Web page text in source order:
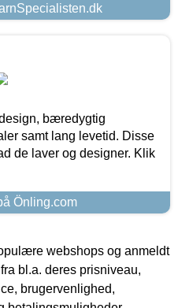
bæredygtig
samt lang levetid. Disse
de laver og designer. Klik
Önling.com
webshops og anmeldt
bl.a. deres prisniveau,
brugervenlighed,